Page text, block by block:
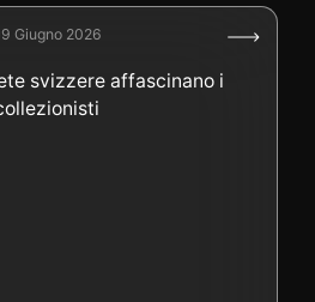
Giugno 2026
svizzere affascinano i